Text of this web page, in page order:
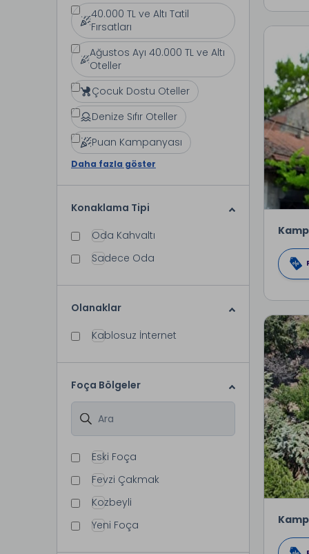
40.000 TL ve Altı Tatil
Fırsatları
Ağustos Ayı 40.000 TL ve Altı
Oteller
Çocuk Dostu Oteller
Denize Sıfır Oteller
Puan Kampanyası
Daha fazla göster
Konaklama Tipi
Oda Kahvaltı
Sadece Oda
Olanaklar
Kablosuz İnternet
Foça Bölgeler
Eski Foça
Fevzi Çakmak
Kozbeyli
Yeni Foça